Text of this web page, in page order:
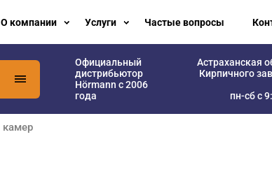
О компании Услуги Частые вопросы
Официальный
дистрибьютор
Hörmann с 2006
года
Астраханская
Кирпичного
пн-сб с